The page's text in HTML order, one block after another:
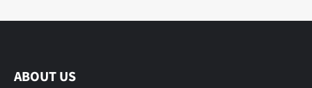
ABOUT US